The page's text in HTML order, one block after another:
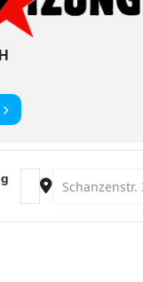
Address -Destination